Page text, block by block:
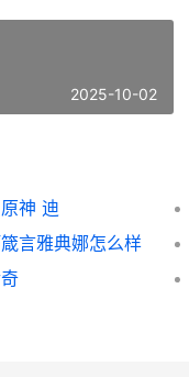
2025-10-02
神 迪
言雅典娜怎么样